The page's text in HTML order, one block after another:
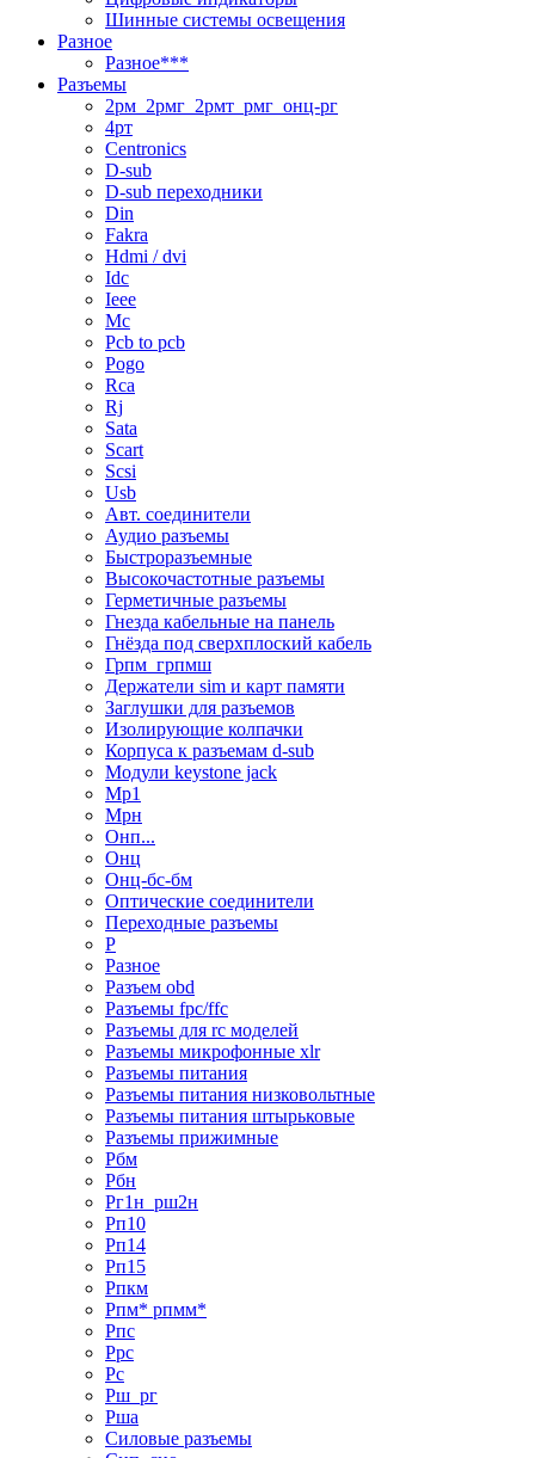
Шинные системы освещения
Разное
Разное***
Разъемы
2рм_2рмг_2рмт_рмг_онц-рг
4рт
Centronics
D-sub
D-sub переходники
Din
Fakra
Hdmi / dvi
Idc
Ieee
Mc
Pcb to pcb
Pogo
Rca
Rj
Sata
Scart
Scsi
Usb
Авт. соединители
Аудио разъемы
Быстроразъемные
Высокочастотные разъемы
Герметичные разъемы
Гнезда кабельные на панель
Гнёзда под сверхплоский кабель
Грпм_грпмш
Держатели sim и карт памяти
Заглушки для разъемов
Изолирующие колпачки
Корпуса к разъемам d-sub
Модули keystone jack
Мр1
Мрн
Онп...
Онц
Онц-бс-бм
Оптические соединители
Переходные разъемы
Р
Разное
Разъем obd
Разъемы fpc/ffc
Разъемы для rc моделей
Разъемы микрофонные xlr
Разъемы питания
Разъемы питания низковольтные
Разъемы питания штырьковые
Разъемы прижимные
Рбм
Рбн
Рг1н_рш2н
Рп10
Рп14
Рп15
Рпкм
Рпм* рпмм*
Рпс
Ррс
Рс
Рш_рг
Рша
Силовые разъемы